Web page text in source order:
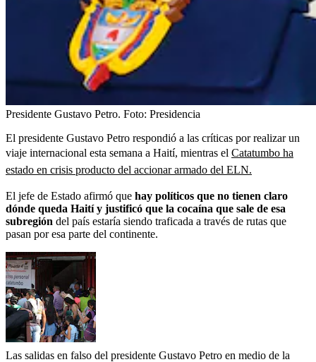
Presidente Gustavo Petro. Foto: Presidencia
El presidente Gustavo Petro respondió a las críticas por realizar un
viaje internacional esta semana a Haití, mientras el Catatumbo ha
estado en crisis producto del accionar armado del ELN.
El jefe de Estado afirmó que hay políticos que no tienen claro
dónde queda Haití y justificó que la cocaína que sale de esa
subregión del país estaría siendo traficada a través de rutas que
pasan por esa parte del continente.
Las salidas en falso del presidente Gustavo Petro en medio de la